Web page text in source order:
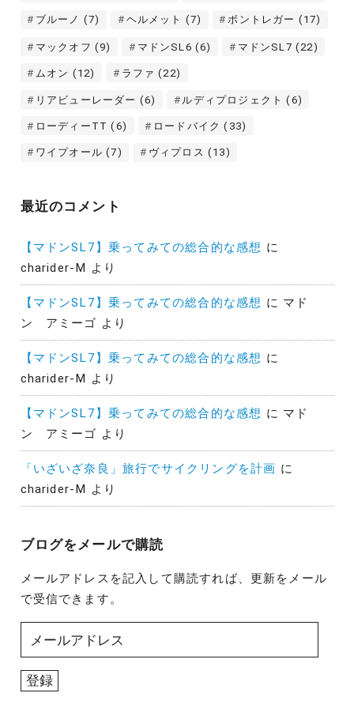
ブルーノ (7) ヘルメット (7) ボントレガー (17)
マックオフ (9) マドンSL6 (6) マドンSL7 (22)
ムオン (12) ラファ (22)
リアビューレーダー (6) ルディプロジェクト (6)
ローディーTT (6) ロードバイク (33)
ワイプオール (7) ヴィプロス (13)
最近のコメント
【マドンSL7】乗ってみての総合的な感想 に
charider-M より
【マドンSL7】乗ってみての総合的な感想 に マド
ン アミーゴ より
【マドンSL7】乗ってみての総合的な感想 に
charider-M より
【マドンSL7】乗ってみての総合的な感想 に マド
ン アミーゴ より
「いざいざ奈良」旅行でサイクリングを計画 に
charider-M より
ブログをメールで購読
メールアドレスを記入して購読すれば、更新をメール
で受信できます。
ル
ア
登録